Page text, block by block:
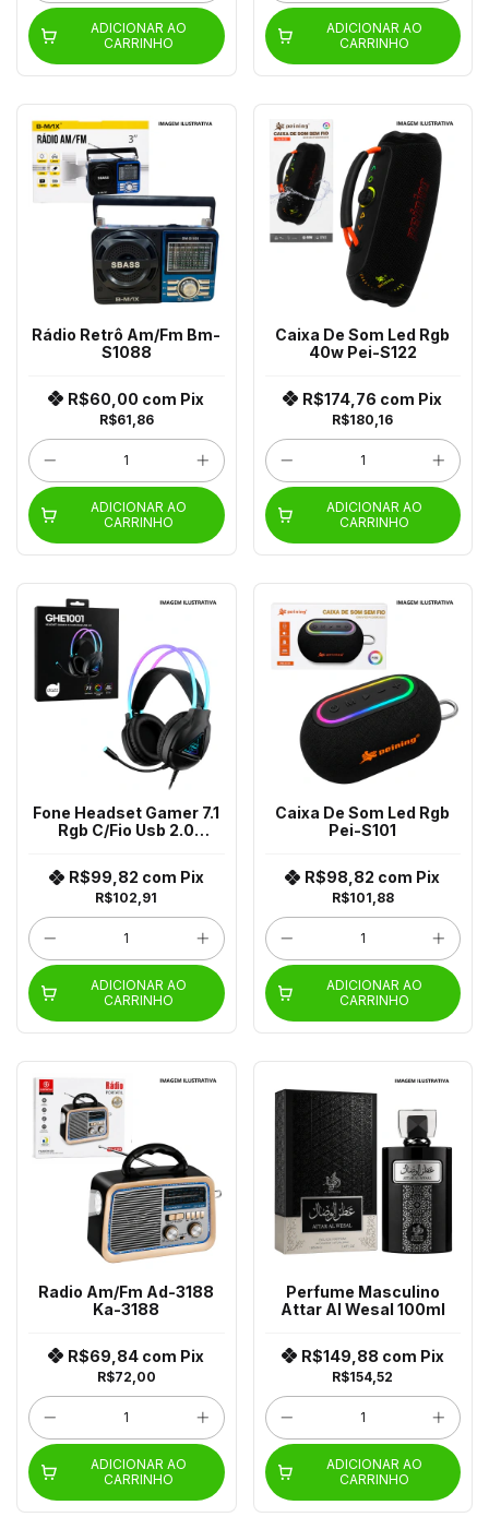
ADICIONAR AO
CARRINHO
ADICIONAR AO
CARRINHO
Rádio Retrô Am/Fm Bm-
S1088
R$61,86
R$60,00 com Pix
ADICIONAR AO
CARRINHO
Caixa De Som Led Rgb
40w Pei-S122
R$180,16
R$174,76 com Pix
ADICIONAR AO
CARRINHO
Fone Headset Gamer 7.1
Rgb C/Fio Usb 2.0
R$102,91
R$99,82 com Pix
ADICIONAR AO
CARRINHO
Caixa De Som Led Rgb
Pei-S101
R$101,88
R$98,82 com Pix
ADICIONAR AO
CARRINHO
Radio Am/Fm Ad-3188
Ka-3188
R$72,00
R$69,84 com Pix
ADICIONAR AO
CARRINHO
Perfume Masculino
Attar Al Wesal 100ml
R$154,52
R$149,88 com Pix
ADICIONAR AO
CARRINHO